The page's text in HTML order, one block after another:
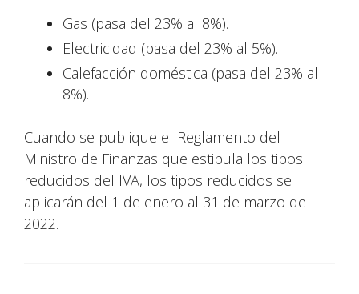
Gas (pasa del 23% al 8%).
Electricidad (pasa del 23% al 5%).
Calefacción doméstica (pasa del 23% al
8%).
Cuando se publique el Reglamento del
Ministro de Finanzas que estipula los tipos
reducidos del IVA, los tipos reducidos se
aplicarán del 1 de enero al 31 de marzo de
2022.